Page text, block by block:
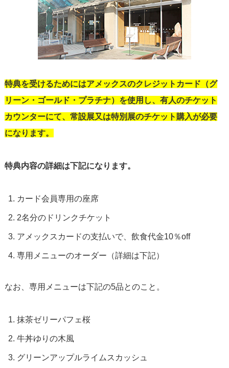
特典を受けるためにはアメックスのクレジットカード（グ
リーン・ゴールド・プラチナ）を使用し、有人のチケット
カウンターにて、常設展又は特別展のチケット購入が必要
になります。
特典内容の詳細は下記になります。
カード会員専用の座席
2名分のドリンクチケット
アメックスカードの支払いで、飲食代金10％off
専用メニューのオーダー（詳細は下記）
なお、専用メニューは下記の5品とのこと。
抹茶ゼリーパフェ桜
牛丼ゆりの木風
グリーンアップルライムスカッシュ